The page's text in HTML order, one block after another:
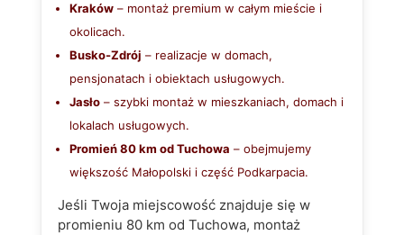
Kraków– montaż premium w całym mieście i
okolicach.
Busko‑Zdrój – realizacje w domach,
pensjonatach i obiektach usługowych.
Jasło– szybki montaż w mieszkaniach, domach i
lokalach usługowych.
Promień 80 km od Tuchowa – obejmujemy
większość Małopolski i część Podkarpacia.
Jeśli Twoja miejscowość znajduje się w
promieniu 80 km od Tuchowa, montaż